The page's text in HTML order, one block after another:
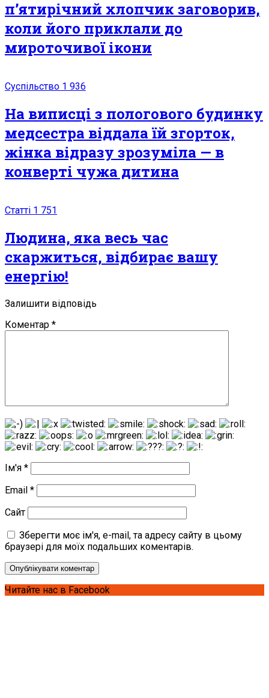
п’ятирічний хлопчик заговорив,
коли його приклали до
мироточивої ікони
Суспільство 1 936
На виписці з пологового будинку
медсестра віддала їй згорток,
жінка відразу зрозуміла — в
конверті чужа дитина
Статті 1 751
Людина, яка весь час
скаржиться, відбирає вашу
енергію!
Залишити відповідь
Коментар *
Ім'я *
Email *
Сайт
Зберегти моє ім'я, e-mail, та адресу сайту в цьому
браузері для моїх подальших коментарів.
Читайте нас в Facebook